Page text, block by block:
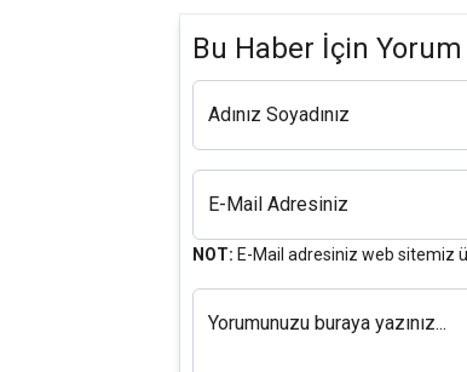
Bu Haber İçin Yorum
Adınız Soyadınız
E-Mail Adresiniz
NOT: E-Mail adresiniz web sitemiz
Yorumunuzu buraya yazınız...